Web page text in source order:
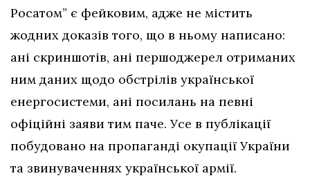
Росатом” є фейковим, адже не містить
жодних доказів того, що в ньому написано:
ані скриншотів, ані першоджерел отриманих
ним даних щодо обстрілів української
енергосистеми, ані посилань на певні
офіційні заяви тим паче. Усе в публікації
побудовано на пропаганді окупації України
та звинуваченнях української армії.